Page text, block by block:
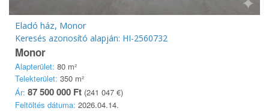
Eladó ház, Monor
Keresés azonosító alapján: HI-2560732
Monor
Alapterület: 80 m²
Telekterület: 350 m²
Ár: 87 500 000 Ft (241 047 €)
Feltöltés dátuma: 2026.04.14.